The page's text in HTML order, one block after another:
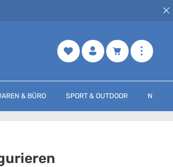
Merkzettel Warenkorb
& BÜRO SPORT & OUTDOOR NOCH